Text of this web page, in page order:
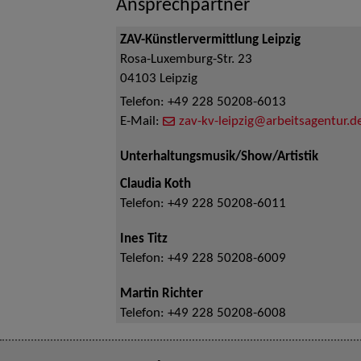
Ansprechpartner
ZAV-Künstlervermittlung Leipzig
Rosa-Luxemburg-Str. 23
04103 Leipzig
Telefon: +49 228 50208-6013
E-Mail:
zav-kv-
Unterhaltungsmusik/Show/Artistik
Claudia Koth
Telefon: +49 228 50208-6011
Ines Titz
Telefon: +49 228 50208-6009
Martin Richter
Telefon: +49 228 50208-6008